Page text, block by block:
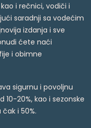
i rečnici, vodiči i
saradnji sa vodećim
izdanja i sve
ćete naći
i obimne
sigurnu i povoljnu
20%, kao i sezonske
i 50%.